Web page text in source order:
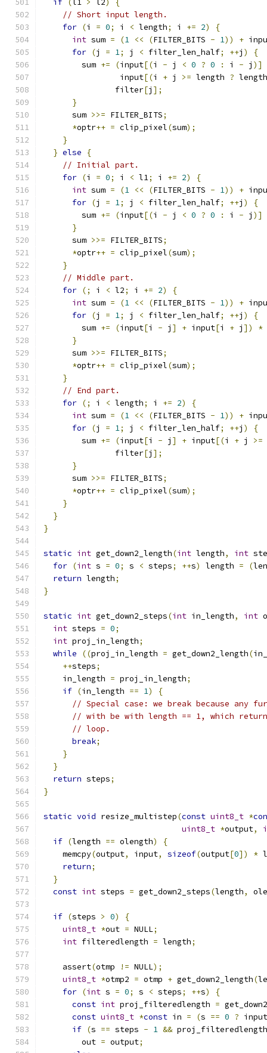
if ( l1 > l2)
{
// Short input length.
for (i = 0; i < length; i += 2)
{
int sum = (1 << (FILTER_BITS - 1)) +
for (j = 1; j < filter_len_half; ++j )
{
        sum
+= (input[(i - j < 0 ? 0 : i - j )]
                input
[(i + j >= length ?
               filter
[j ];
}
      sum
>>= FILTER_BITS;
*optr++ = clip_pixel(sum);
}
} else
{
// Initial part.
for (i = 0; i < l1; i += 2)
{
int sum = (1 << (FILTER_BITS - 1)) +
for (j = 1; j < filter_len_half; ++j )
{
        sum
+= (input[(i - j < 0 ? 0 : i - j )]
}
      sum
>>= FILTER_BITS;
*optr++ = clip_pixel(sum);
}
// Middle part.
for (; i < l2; i += 2)
{
int sum = (1 << (FILTER_BITS - 1)) +
for (j = 1; j < filter_len_half; ++j )
{
        sum
+= (input[i - j ] + input[i + j ]) *
}
      sum
>>= FILTER_BITS;
*optr++ = clip_pixel(sum);
}
// End part.
for (; i < length; i += 2)
{
int sum = (1 << (FILTER_BITS - 1)) +
for (j = 1; j < filter_len_half; ++j )
{
        sum
+= (input[i - j ] + input[(i + j >=
               filter
[j ];
}
      sum
>>= FILTER_BITS;
*optr++ = clip_pixel(sum);
}
}
}
static int get_down2_length(int length, int
for (int s = 0; s < steps; ++s) length = (
return length;
}
static int get_down2_steps(int in_length, int
int steps = 0;
int proj_in_length;
while
((proj_in_length = get_down2_length(
++steps;
    in_length
= proj_in_length;
if (in_length == 1)
{
// Special case: we break because any
// with be with length == 1, which
// loop.
break;
}
}
return steps;
}
static void resize_multistep(const uint8_t *
uint8_t *output,
if (length == olength)
{
    memcpy
(output, input, sizeof(output[0]) *
return;
}
const int steps = get_down2_steps(length,
if (steps > 0)
{
uint8_t *out = NULL;
int filteredlength = length;
    assert
(otmp != NULL);
uint8_t *otmp2 = otmp + get_down2_length(
for (int s = 0; s < steps; ++s)
{
const int proj_filteredlength =
const uint8_t *const in = (s == 0 ?
if (s == steps - 1 &&
        out
= output;